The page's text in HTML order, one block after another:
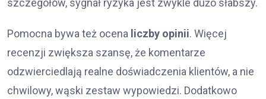
szczegółów, sygnał ryzyka jest zwykle dużo słabszy.
Pomocna bywa też ocena liczby opinii. Więcej
recenzji zwiększa szansę, że komentarze
odzwierciedlają realne doświadczenia klientów, a nie
chwilowy, wąski zestaw wypowiedzi. Dodatkowo